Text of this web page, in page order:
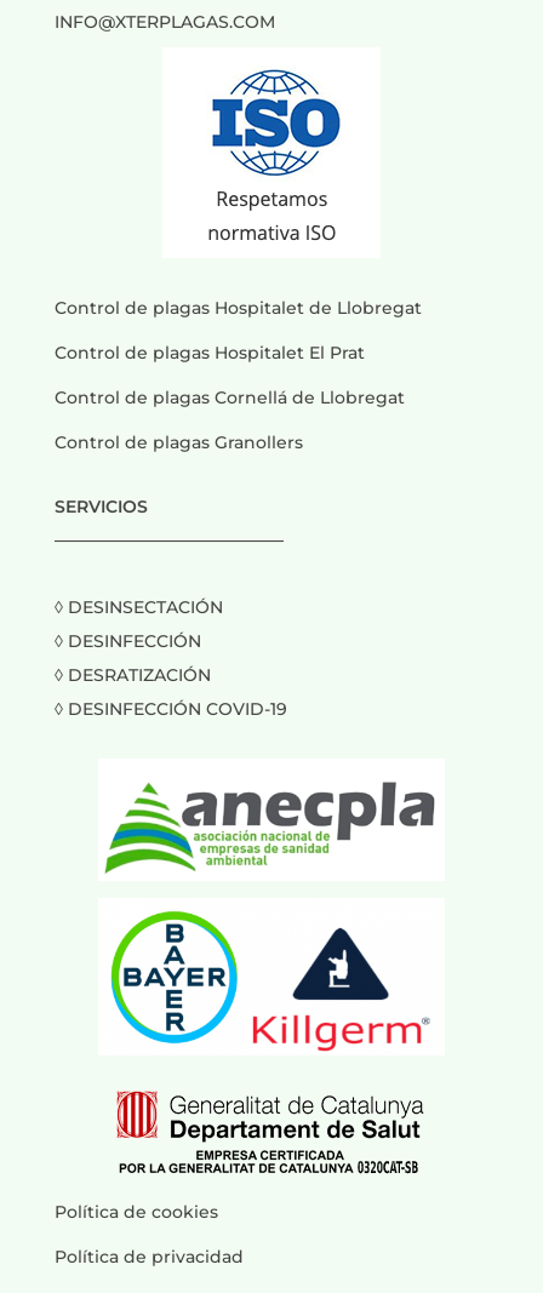
INFO@XTERPLAGAS.COM
Control de plagas Hospitalet de Llobregat
Control de plagas Hospitalet El Prat
Control de plagas Cornellá de Llobregat
Control de plagas Granollers
SERVICIOS
◊ DESINSECTACIÓN
◊ DESINFECCIÓN
◊ DESRATIZACIÓN
◊ DESINFECCIÓN COVID-19
Política de cookies
Política de privacidad